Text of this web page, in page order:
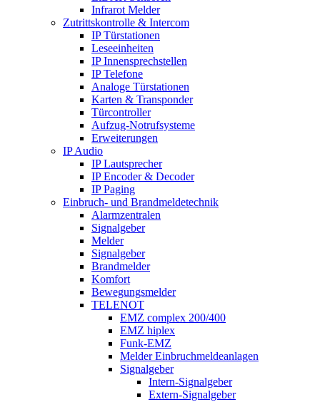
Infrarot Melder
Zutrittskontrolle & Intercom
IP Türstationen
Leseeinheiten
IP Innensprechstellen
IP Telefone
Analoge Türstationen
Karten & Transponder
Türcontroller
Aufzug-Notrufsysteme
Erweiterungen
IP Audio
IP Lautsprecher
IP Encoder & Decoder
IP Paging
Einbruch- und Brandmeldetechnik
Alarmzentralen
Signalgeber
Melder
Signalgeber
Brandmelder
Komfort
Bewegungsmelder
TELENOT
EMZ complex 200/400
EMZ hiplex
Funk-EMZ
Melder Einbruchmeldeanlagen
Signalgeber
Intern-Signalgeber
Extern-Signalgeber